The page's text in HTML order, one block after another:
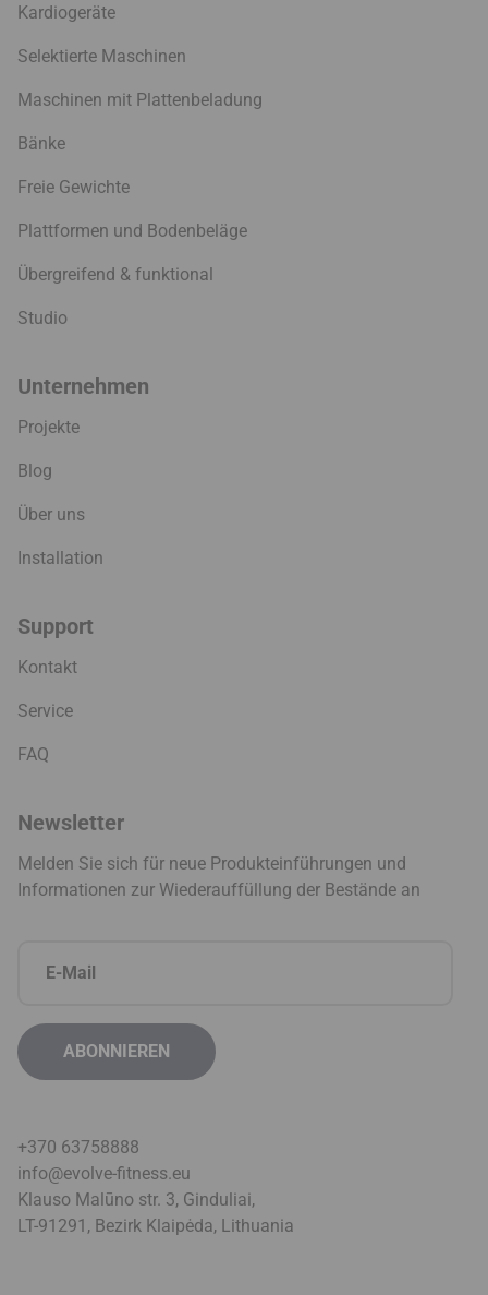
Kardiogeräte
Selektierte Maschinen
Maschinen mit Plattenbeladung
Bänke
Freie Gewichte
Plattformen und Bodenbeläge
Übergreifend & funktional
Studio
Unternehmen
Projekte
Blog
Über uns
Installation
Support
Kontakt
Service
FAQ
Newsletter
Melden Sie sich für neue Produkteinführungen und
Informationen zur Wiederauffüllung der Bestände an
+370 63758888
info@evolve-fitness.eu
Klauso Malūno str. 3, Ginduliai,
LT-91291, Bezirk Klaipėda, Lithuania